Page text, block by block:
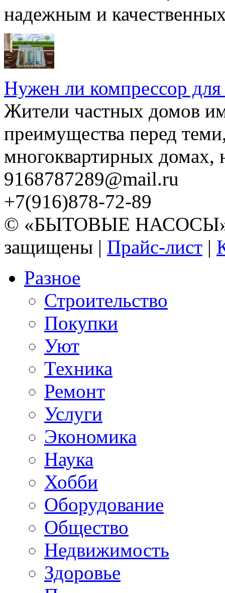
надежным и
Нужен ли компрессор для
Жители частных домов
преимущества перед
многоквартирных домах,
9168787289@mail.ru
+7(916)878-72-89
© «БЫТОВЫЕ НАСОСЫ»
защищены | Прайс-лист |
Разное
Строительство
Покупки
Уют
Техника
Ремонт
Услуги
Экономика
Наука
Хобби
Оборудование
Общество
Недвижимость
Здоровье